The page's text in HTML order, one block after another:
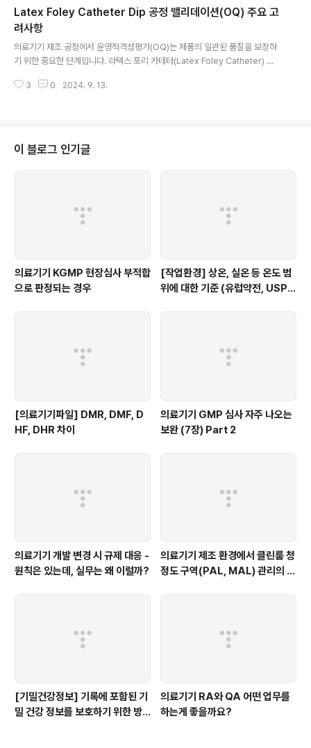
조 공정에서는 Test Method Validation(TMV), Operational Qualificati
on(OQ), Performance Qualification(PQ)을 통해 시험 방법의 적합성과
장비의 작동 안정성..
Latex Foley Catheter Dip 공정 밸리데이션(OQ) 주요 고
려사항
의료기기 제조 공정에서 운영적격성평가(OQ)는 제품의 일관된 품질을 보장하
기 위한 중요한 단계입니다. 라텍스 포리 카테터(Latex Foley Catheter) 제
을 미칠 수 있는 주요 공정 변수들의 관리가 필수적입니다. 1. 응고제의 농도 (C
생할 수 있습니다. 따라서 응고제 농도는 제조 시마다 정확하게 관리되어야 하
며, 이를 위한 농도 측정과 교정 절차가 철저히 수행되어야 합니다. 2...
3 0 2024. 9. 13.
이 블로그 인기글
의료기기 KGMP 현장심사 부적합
으로 판정되는 경우
[작업환경] 상온, 실온 등 온도 범
위에 대한 기준 (유럽약전, USP,
[의료기기파일] DMR, DMF, D
HF, DHR 차이
의료기기 GMP 심사 자주 나오는
보완 (7장) Part 2
의료기기 개발 변경 시 규제 대응 -
원칙은 있는데, 실무는 왜 이럴까?
의료기기 제조 환경에서 클린룸 청
정도 구역(PAL, MAL) 관리의 중
[기밀건강정보] 기록에 포함된 기
밀 건강 정보를 보호하기 위한 방
의료기기 RA와 QA 어떤 업무를
하는게 좋을까요?